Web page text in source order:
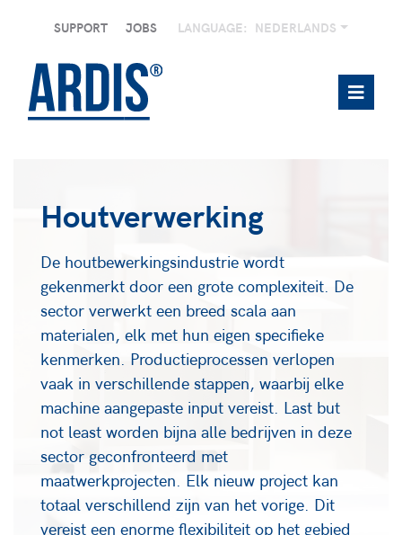
SUPPORT JOBS LANGUAGE: NEDERLANDS
Houtverwerking
De houtbewerkingsindustrie wordt
gekenmerkt door een grote complexiteit. De
sector verwerkt een breed scala aan
materialen, elk met hun eigen specifieke
kenmerken. Productieprocessen verlopen
vaak in verschillende stappen, waarbij elke
machine aangepaste input vereist. Last but
not least worden bijna alle bedrijven in deze
sector geconfronteerd met
maatwerkprojecten. Elk nieuw project kan
totaal verschillend zijn van het vorige. Dit
vereist een enorme flexibiliteit op het gebied